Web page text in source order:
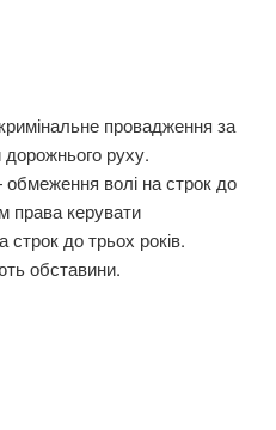
провадження за
руху.
волі на строк до
права керувати
до трьох років.
обставини.